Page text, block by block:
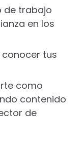
de trabajo
en los
tus
como
contenido
de